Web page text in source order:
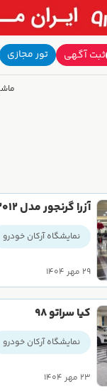
ثبت آگهی تور مجازی
آزرا گرنجور مدل 2012 کارکرده
نمایشگاه آرکان خودرو
۲۹ مهر ۱۴۰۴
کیا سراتو 98
نمایشگاه آرکان خودرو
۲۳ مهر ۱۴۰۴